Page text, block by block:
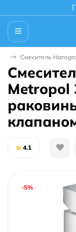
Смеситель
Metropol
4.1
-5%